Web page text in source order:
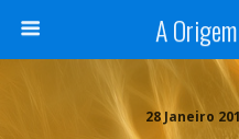
A
28 Janeiro